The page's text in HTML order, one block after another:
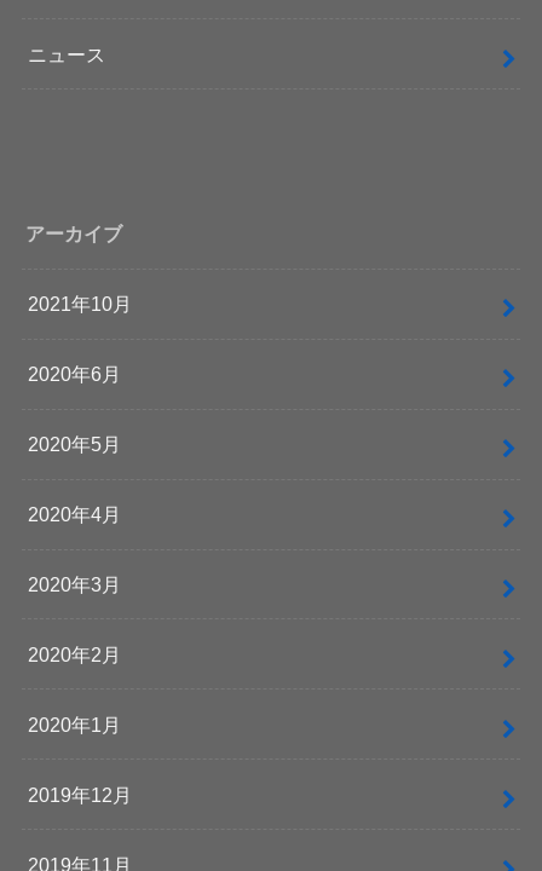
ニュース
アーカイブ
2021年10月
2020年6月
2020年5月
2020年4月
2020年3月
2020年2月
2020年1月
2019年12月
2019年11月